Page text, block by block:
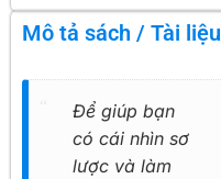
Mô tả sách / Tài liệu
Để giúp bạn
có cái nhìn sơ
lược và làm